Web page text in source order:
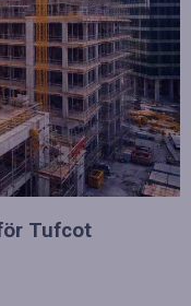
Tufcot